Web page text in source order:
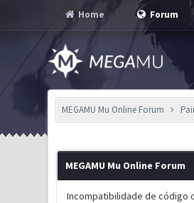
Home Forum
MEGAMU Mu Online Forum
MEGAMU Mu Online Forum
Incompatibilidade de código